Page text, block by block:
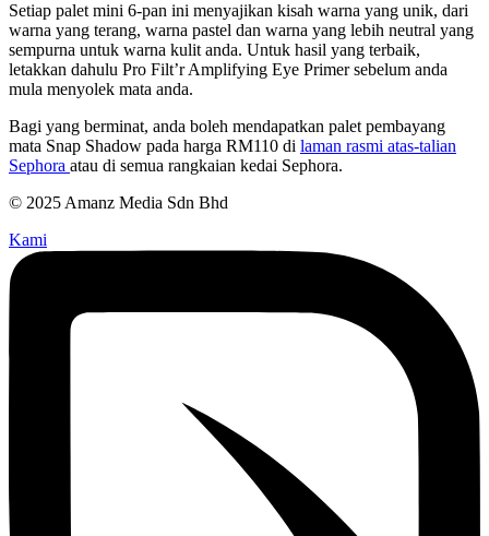
Setiap palet mini 6-pan ini menyajikan kisah warna yang unik, dari
warna yang terang, warna pastel dan warna yang lebih neutral yang
sempurna untuk warna kulit anda. Untuk hasil yang terbaik,
letakkan dahulu Pro Filt’r Amplifying Eye Primer sebelum anda
mula menyolek mata anda.
Bagi yang berminat, anda boleh mendapatkan palet pembayang
mata Snap Shadow pada harga RM110 di laman rasmi atas-talian
Sephora atau di semua rangkaian kedai Sephora.
© 2025 Amanz Media Sdn Bhd
Kami